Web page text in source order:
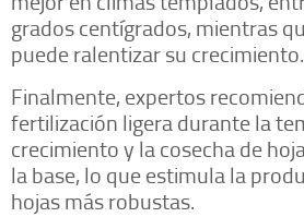
grados centígrados, mientras
puede ralentizar su crecimiento.
Finalmente, expertos
fertilización ligera durante la
crecimiento y la cosecha de
la base, lo que estimula la
hojas más robustas.